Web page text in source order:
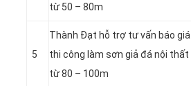
từ 50 – 80m
5
Thành Đạt hỗ trợ tư vấn báo giá
thi công làm sơn giả đá nội thất
từ 80 – 100m